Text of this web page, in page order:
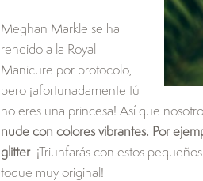
Meghan Markle se ha
rendido a la Royal
Manicure por protocolo,
pero ¡afortunadamente tú
no eres una princesa! Así que
nude con colores vibrantes. Por
glitter ¡Triunfarás con estos
toque muy original!